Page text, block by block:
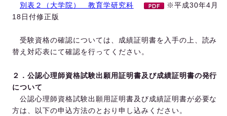
別表２（大学院） 教育学研究科
※平成30年4月
18日付修正版
受験資格の確認については、成績証明書を入手の上、読み
替え対応表にて確認を行ってください。
２．公認心理師資格試験出願用証明書及び成績証明書の発行
について
公認心理師資格試験出願用証明書及び成績証明書が必要な
方は、以下の申込方法のとおり申し込みください。